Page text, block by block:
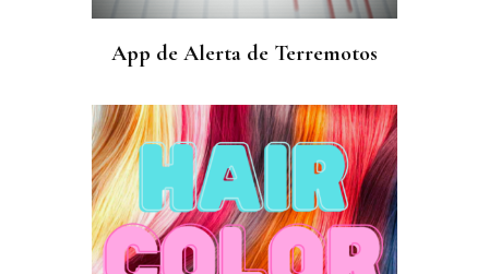
App de Alerta de Terremotos